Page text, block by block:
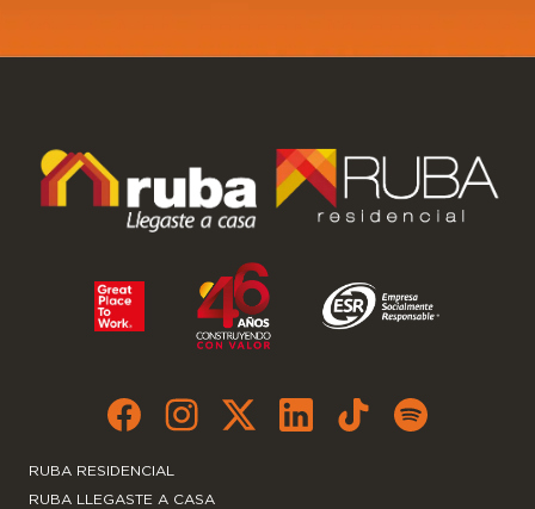
RUBA RESIDENCIAL
RUBA LLEGASTE A CASA